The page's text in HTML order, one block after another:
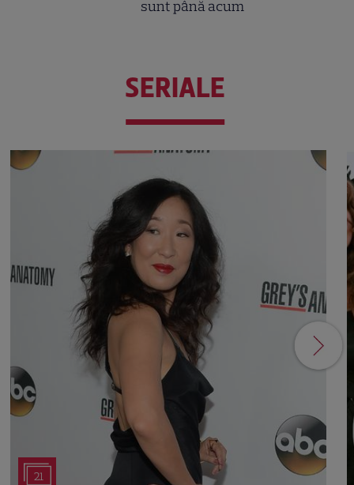
sunt până acum
SERIALE
21